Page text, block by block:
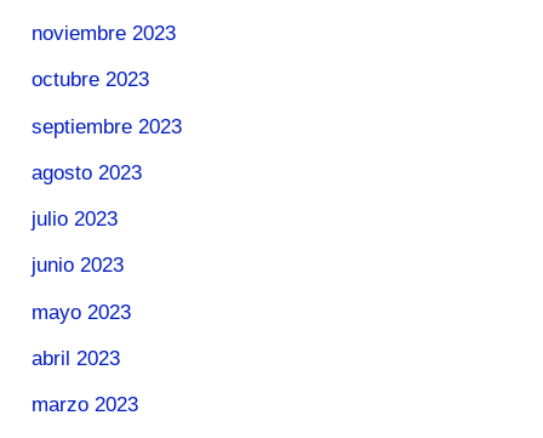
noviembre 2023
octubre 2023
septiembre 2023
agosto 2023
julio 2023
junio 2023
mayo 2023
abril 2023
marzo 2023